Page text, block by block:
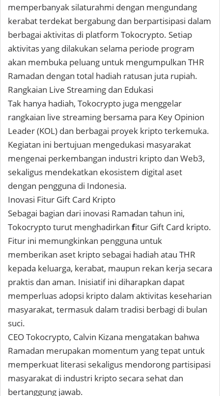
memperbanyak silaturahmi dengan mengundang
kerabat terdekat bergabung dan berpartisipasi dalam
berbagai aktivitas di platform Tokocrypto. Setiap
aktivitas yang dilakukan selama periode program
akan membuka peluang untuk mengumpulkan THR
Ramadan dengan total hadiah ratusan juta rupiah.
Rangkaian Live Streaming dan Edukasi
Tak hanya hadiah, Tokocrypto juga menggelar
rangkaian live streaming bersama para Key Opinion
Leader (KOL) dan berbagai proyek kripto terkemuka.
Kegiatan ini bertujuan mengedukasi masyarakat
mengenai perkembangan industri kripto dan Web3,
sekaligus mendekatkan ekosistem digital aset
dengan pengguna di Indonesia.
Inovasi Fitur Gift Card Kripto
Sebagai bagian dari inovasi Ramadan tahun ini,
Tokocrypto turut menghadirkan fitur Gift Card kripto.
Fitur ini memungkinkan pengguna untuk
memberikan aset kripto sebagai hadiah atau THR
kepada keluarga, kerabat, maupun rekan kerja secara
praktis dan aman. Inisiatif ini diharapkan dapat
memperluas adopsi kripto dalam aktivitas keseharian
masyarakat, termasuk dalam tradisi berbagi di bulan
suci.
CEO Tokocrypto, Calvin Kizana mengatakan bahwa
Ramadan merupakan momentum yang tepat untuk
memperkuat literasi sekaligus mendorong partisipasi
masyarakat di industri kripto secara sehat dan
bertanggung jawab.